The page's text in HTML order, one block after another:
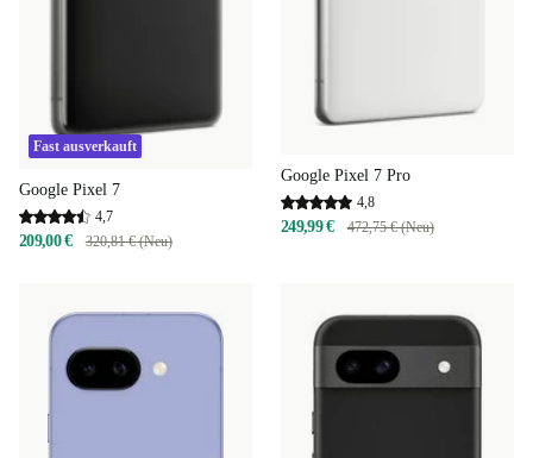
Fast ausverkauft
Google Pixel 7
4,7
209,00 € 320,81 € (Neu)
Google Pixel 7 Pro
4,8
249,99 € 472,75 € (Neu)